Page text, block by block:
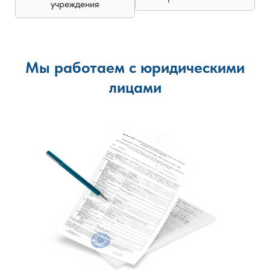
учреждения
Мы работаем с юридическими
лицами